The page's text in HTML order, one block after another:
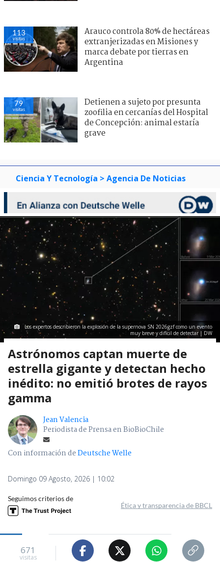
113
visitas
Arauco controla 80% de hectáreas
extranjerizadas en Misiones y
marca debate por tierras en
Argentina
79
visitas
Detienen a sujeto por presunta
zoofilia en cercanías del Hospital
de Concepción: animal estaría
grave
Ciencia Y Tecnología > Agencia De Noticias
Los expertos describieron la explosión de la supernova SN 2026gzf como un evento
muy breve y difícil de detectar | DW
Astrónomos captan muerte de
estrella gigante y detectan hecho
inédito: no emitió brotes de rayos
gamma
Jean Valencia
Periodista de Prensa en BioBioChile
Con información deDeutsche Welle
Domingo 09 Agosto, 2026 | 10:02
Seguimos criterios de
Ética y transparencia de BBCL
671
visitas